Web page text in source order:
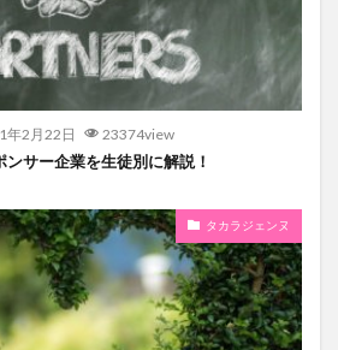
年2月22日 23374view
サー企業を生徒別に解説！
タカラジェンヌ